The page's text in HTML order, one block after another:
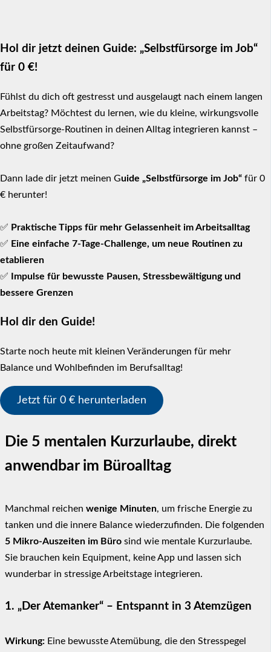
Hol dir jetzt deinen Guide: „Selbstfürsorge im Job“
für 0 €!
Fühlst du dich oft gestresst und ausgelaugt nach einem langen
Arbeitstag? Möchtest du lernen, wie du kleine, wirkungsvolle
Selbstfürsorge-Routinen in deinen Alltag integrieren kannst –
ohne großen Zeitaufwand?
Dann lade dir jetzt meinen Guide „Selbstfürsorge im Job“ für 0
€ herunter!
✅ Praktische Tipps für mehr Gelassenheit im Arbeitsalltag
✅ Eine einfache 7-Tage-Challenge, um neue Routinen zu
etablieren
✅
Impulse für bewusste Pausen, Stressbewältigung und
bessere Grenzen
Hol dir den Guide!
Starte noch heute mit kleinen Veränderungen für mehr
Balance und Wohlbefinden im Berufsalltag!
Jetzt für 0 € herunterladen
Die 5 mentalen Kurzurlaube, direkt
anwendbar im Büroalltag
Manchmal reichen wenige Minuten, um frische Energie zu
tanken und die innere Balance wiederzufinden. Die folgenden
5 Mikro-Auszeiten im Büro sind wie mentale Kurzurlaube.
Sie brauchen kein Equipment, keine App und lassen sich
wunderbar in stressige Arbeitstage integrieren.
1. „Der Atemanker“ – Entspannt in 3 Atemzügen
Wirkung: Eine bewusste Atemübung, die den Stresspegel